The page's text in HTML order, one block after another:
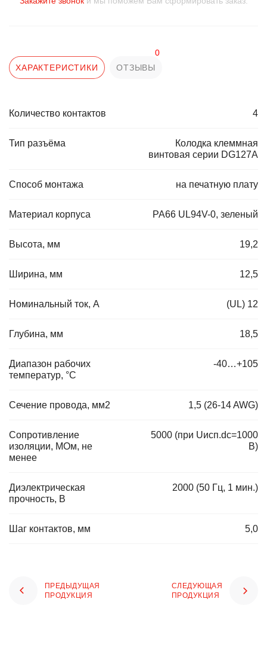
ХАРАКТЕРИСТИКИ ОТЗЫВЫ
0
Количество контактов 4
Тип разъёма
Колодка клеммная
винтовая серии DG127A
Способ монтажа на печатную плату
Материал корпуса PA66 UL94V-0, зеленый
Высота, мм 19,2
Ширина, мм 12,5
Номинальный ток, А (UL) 12
Глубина, мм 18,5
Диапазон рабочих
температур, °C
-40…+105
Сечение провода, мм2 1,5 (26-14 AWG)
Сопротивление
изоляции, МОм, не
менее
5000 (при Uисп.dc=1000
В)
Диэлектрическая
прочность, В
2000 (50 Гц, 1 мин.)
Шаг контактов, мм 5,0
ПРЕДЫДУЩАЯ
ПРОДУКЦИЯ
СЛЕДУЮЩАЯ
ПРОДУКЦИЯ